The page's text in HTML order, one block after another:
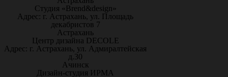
Студия «Brend&design»
Адрес: г. Астрахань, ул. Площадь
декабристов 7
Астрахань
Центр дизайна DECOLE
Адрес: г. Астрахань, ул. Адмиралтейская
д.30
Ачинск
Дизайн-студия ИРМА